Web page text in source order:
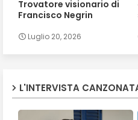
Trovatore visionario di
Francisco Negrin
Luglio 20, 2026
L'INTERVISTA